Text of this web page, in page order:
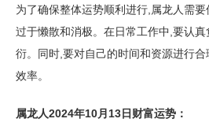
为了确保整体运势顺利进行,属龙人需
过于懒散和消极。在日常工作中,要认
衍。同时,要对自己的时间和资源进行
效率。
属龙人2024年10月13日财富运势：